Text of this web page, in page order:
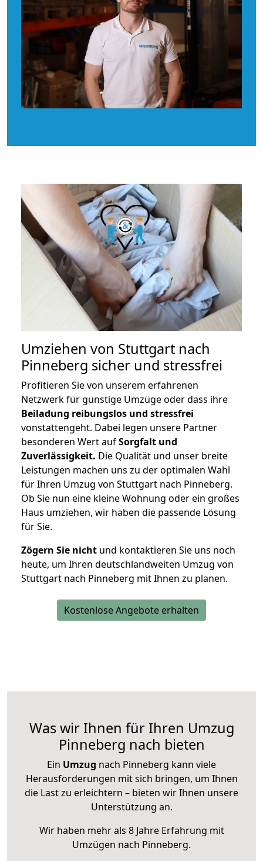
Umziehen von Stuttgart nach
Pinneberg sicher und stressfrei
Profitieren Sie von unserem erfahrenen
Netzwerk für günstige Umzüge oder dass ihre
Beiladung reibungslos und stressfrei
vonstattengeht. Dabei legen unsere Partner
besonderen Wert aufSorgfalt und
Zuverlässigkeit. Die Qualität und unser breite
Leistungen machen uns zu der optimalen Wahl
für Ihren Umzug von Stuttgart nach Pinneberg.
Ob Sie nun eine kleine Wohnung oder ein großes
Haus umziehen, wir haben die passende Lösung
für Sie.
Zögern Sie nicht und kontaktieren Sie uns noch
heute, um Ihren deutschlandweiten Umzug von
Stuttgart nach Pinneberg mit Ihnen zu planen.
Kostenlose Angebote erhalten
Was wir Ihnen für Ihren Umzug
Pinneberg nach bieten
Ein Umzug nach Pinneberg kann viele
Herausforderungen mit sich bringen, um Ihnen
die Last zu erleichtern – bieten wir Ihnen unsere
Unterstützung an.
Wir haben mehr als 8 Jahre Erfahrung mit
Umzügen nach Pinneberg.